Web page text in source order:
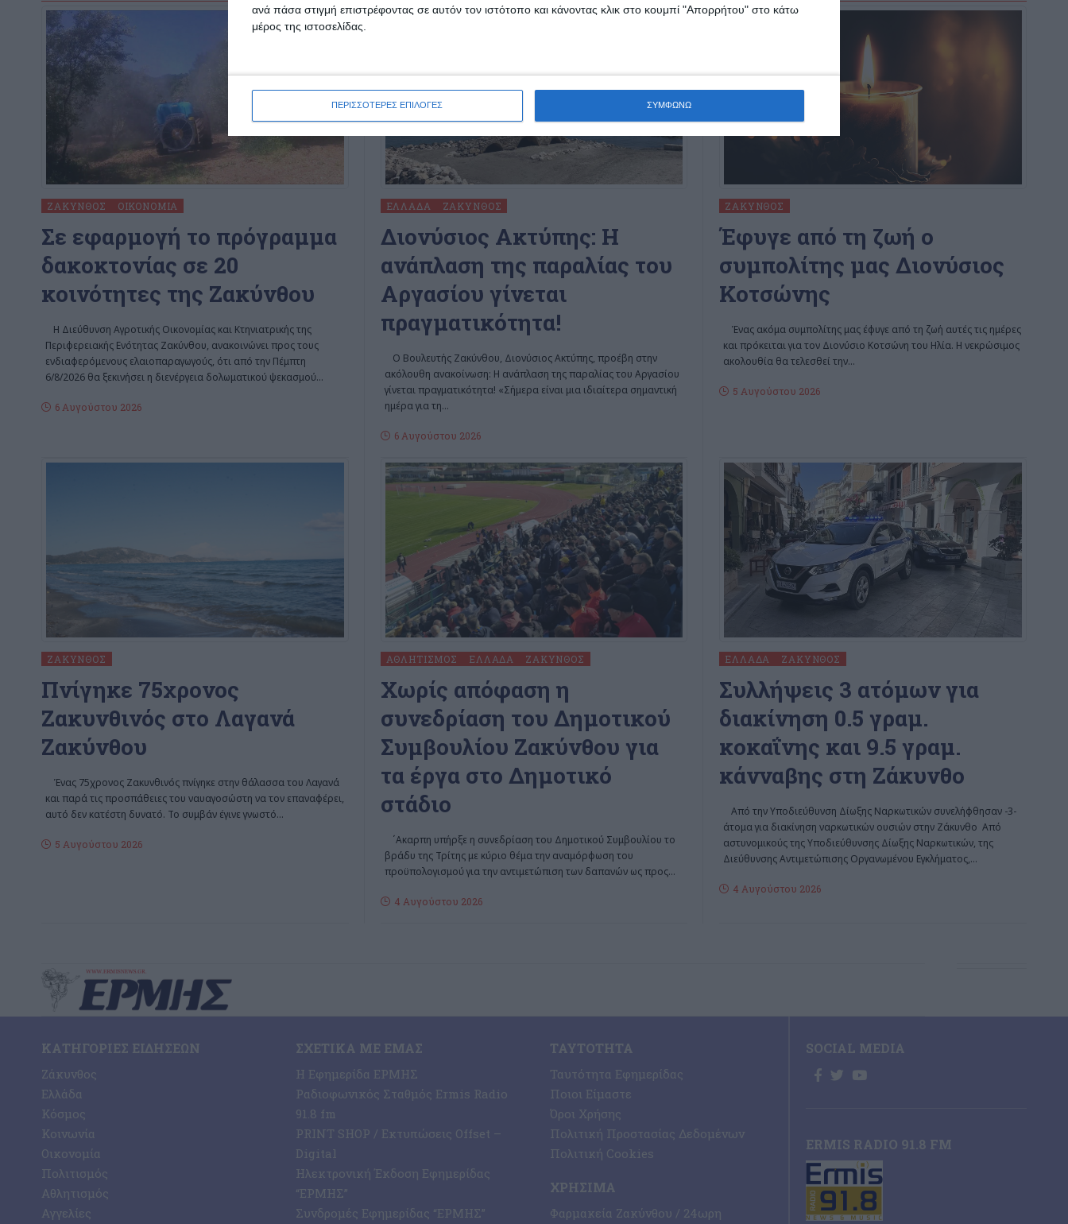
ανά πάσα στιγμή επιστρέφοντας σε αυτόν τον ιστότοπο και κάνοντας κλικ στο κουμπί "Απορρήτου" στο κάτω
μέρος της ιστοσελίδας.
ΠΕΡΙΣΣΟΤΕΡΕΣ ΕΠΙΛΟΓΕΣ ΣΥΜΦΩΝΩ
ΖΆΚΥΝΘΟΣ ΟΙΚΟΝΟΜΊΑ
Σε εφαρμογή το πρόγραμμα
δακοκτονίας σε 20
κοινότητες της Ζακύνθου
H Διεύθυνση Αγροτικής Οικονομίας και Κτηνιατρικής της
Περιφερειακής Ενότητας Ζακύνθου, ανακοινώνει προς τους
ενδιαφερόμενους ελαιοπαραγωγούς, ότι από την Πέμπτη
6/8/2026 θα ξεκινήσει η διενέργεια δολωματικού ψεκασμού…
6 Αυγούστου 2026
ΕΛΛΆΔΑ ΖΆΚΥΝΘΟΣ
Διονύσιος Ακτύπης: Η
ανάπλαση της παραλίας του
Αργασίου γίνεται
πραγματικότητα!
Ο Βουλευτής Ζακύνθου, Διονύσιος Ακτύπης, προέβη στην
ακόλουθη ανακοίνωση: Η ανάπλαση της παραλίας του Αργασίου
γίνεται πραγματικότητα! «Σήμερα είναι μια ιδιαίτερα σημαντική
ημέρα για τη…
6 Αυγούστου 2026
ΖΆΚΥΝΘΟΣ
Έφυγε από τη ζωή ο
συμπολίτης μας Διονύσιος
Κοτσώνης
Ένας ακόμα συμπολίτης μας έφυγε από τη ζωή αυτές τις ημέρες
και πρόκειται για τον Διονύσιο Κοτσώνη του Ηλία. Η νεκρώσιμος
ακολουθία θα τελεσθεί την…
5 Αυγούστου 2026
ΖΆΚΥΝΘΟΣ
Πνίγηκε 75χρονος
Ζακυνθινός στο Λαγανά
Ζακύνθου
Ένας 75χρονος Ζακυνθινός πνίγηκε στην θάλασσα του Λαγανά
και παρά τις προσπάθειες του ναυαγοσώστη να τον επαναφέρει,
αυτό δεν κατέστη δυνατό. Το συμβάν έγινε γνωστό…
5 Αυγούστου 2026
ΑΘΛΗΤΙΣΜΌΣ ΕΛΛΆΔΑ ΖΆΚΥΝΘΟΣ
Χωρίς απόφαση η
συνεδρίαση του Δημοτικού
Συμβουλίου Ζακύνθου για
τα έργα στο Δημοτικό
στάδιο
΄Aκαρπη υπήρξε η συνεδρίαση του Δημοτικού Συμβουλίου το
βράδυ της Τρίτης με κύριο θέμα την αναμόρφωση του
προϋπολογισμού για την αντιμετώπιση των δαπανών ως προς…
4 Αυγούστου 2026
ΕΛΛΆΔΑ ΖΆΚΥΝΘΟΣ
Συλλήψεις 3 ατόμων για
διακίνηση 0.5 γραμ.
κοκαΐνης και 9.5 γραμ.
κάνναβης στη Ζάκυνθο
Από την Υποδιεύθυνση Δίωξης Ναρκωτικών συνελήφθησαν -3-
άτομα για διακίνηση ναρκωτικών ουσιών στην Ζάκυνθο Από
αστυνομικούς της Υποδιεύθυνσης Δίωξης Ναρκωτικών, της
Διεύθυνσης Αντιμετώπισης Οργανωμένου Εγκλήματος,…
4 Αυγούστου 2026
ΚΑΤΗΓΟΡΊΕΣ ΕΙΔΉΣΕΩΝ
Ζάκυνθος
Ελλάδα
Κόσμος
Κοινωνία
Οικονομία
Πολιτισμός
Αθλητισμός
Αγγελίες
ΣΧΕΤΙΚΆ ΜΕ ΕΜΆΣ
Η Εφημερίδα ΕΡΜΗΣ
Ραδιοφωνικός Σταθμός Ermis Radio
91.8 fm
PRINT SHOP / Εκτυπώσεις Offset –
Digital
Ηλεκτρονική Έκδοση Εφημερίδας
“ΕΡΜΗΣ”
Συνδρομές Εφημερίδας “ΕΡΜΗΣ”
ΤΑΥΤΌΤΗΤΑ
Ταυτότητα Εφημερίδας
Ποιοι Είμαστε
Όροι Χρήσης
Πολιτική Προστασίας Δεδομένων
Πολιτική Cookies
ΧΡΉΣΙΜΑ
Φαρμακεία Ζακύνθου / 24ωρη
SOCIAL MEDIA
ERMIS RADIO 91.8 FM